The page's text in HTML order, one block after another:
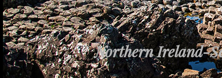
Northern Ireland-